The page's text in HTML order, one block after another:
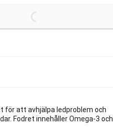
att avhjälpa ledproblem och
Fodret innehåller Omega-3 och
Loading...